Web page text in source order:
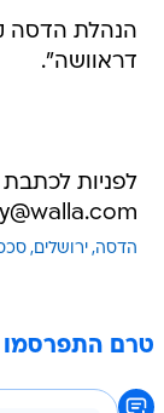
הנהלת הדסה
דראוושה".
לפניות לכתבת
הדסה ירושלים
טרם התפרסמו